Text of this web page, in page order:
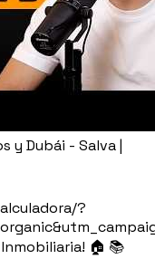
y Dubái - Salva |
?
🏠 📚